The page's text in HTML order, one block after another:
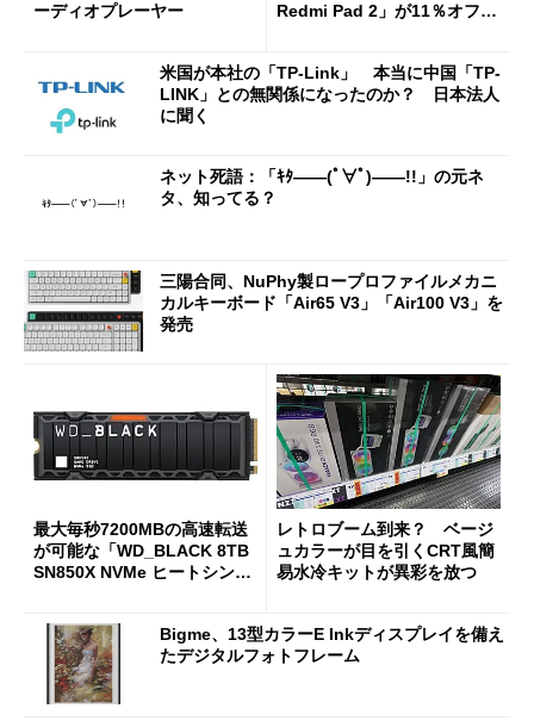
ーディオプレーヤー
Redmi Pad 2」が11％オフの
米国が本社の「TP-Link」 本当に中国「TP-
LINK」との無関係になったのか？ 日本法人
に聞く
ネット死語：「ｷﾀ――(ﾟ∀ﾟ)――!!」の元ネ
タ、知ってる？
三陽合同、NuPhy製ロープロファイルメカニ
カルキーボード「Air65 V3」「Air100 V3」を
発売
最大毎秒7200MBの高速転送
が可能な「WD_BLACK 8TB
SN850X NVMe ヒートシンク
レトロブーム到来？ ベージ
ュカラーが目を引くCRT風簡
易水冷キットが異彩を放つ
Bigme、13型カラーE Inkディスプレイを備え
たデジタルフォトフレーム